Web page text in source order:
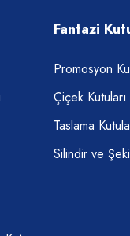
Fantazi
Promosyon
Çiçek Kutuları
Taslama
Silindir ve